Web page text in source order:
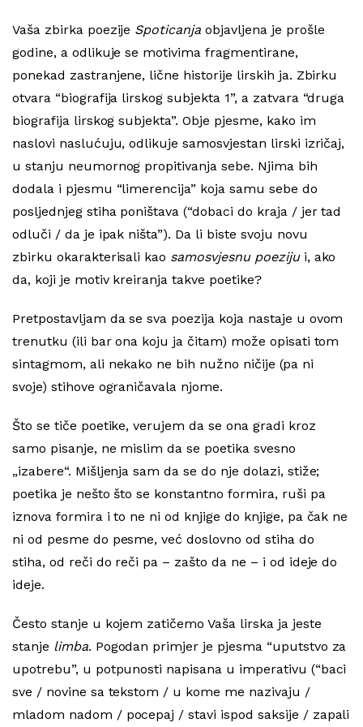
Vaša zbirka poezije Spoticanja objavljena je prošle
godine, a odlikuje se motivima fragmentirane,
ponekad zastranjene, lične historije lirskih ja. Zbirku
otvara “biografija lirskog subjekta 1”, a zatvara “druga
biografija lirskog subjekta”. Obje pjesme, kako im
naslovi naslućuju, odlikuje samosvjestan lirski izričaj,
u stanju neumornog propitivanja sebe. Njima bih
dodala i pjesmu “limerencija” koja samu sebe do
posljednjeg stiha poništava (“dobaci do kraja / jer tad
odluči / da je ipak ništa”). Da li biste svoju novu
zbirku okarakterisali kao samosvjesnu poezijui, ako
da, koji je motiv kreiranja takve poetike?
Pretpostavljam da se sva poezija koja nastaje u ovom
trenutku (ili bar ona koju ja čitam) može opisati tom
sintagmom, ali nekako ne bih nužno ničije (pa ni
svoje) stihove ograničavala njome.
Što se tiče poetike, verujem da se ona gradi kroz
samo pisanje, ne mislim da se poetika svesno
„izabere“. Mišljenja sam da se do nje dolazi, stiže;
poetika je nešto što se konstantno formira, ruši pa
iznova formira i to ne ni od knjige do knjige, pa čak ne
ni od pesme do pesme, već doslovno od stiha do
stiha, od reči do reči pa – zašto da ne – i od ideje do
ideje.
Često stanje u kojem zatičemo Vaša lirska ja jeste
stanje limba. Pogodan primjer je pjesma “uputstvo za
upotrebu”, u potpunosti napisana u imperativu (“baci
sve / novine sa tekstom / u kome me nazivaju /
mladom nadom / pocepaj / stavi ispod saksije / zapali